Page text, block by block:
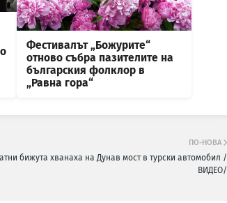
Фестивалът „Божурите“
отново събра пазителите на
българския фолклор в
„Равна гора“
ПО-НОВА
бижута хванаха на Дунав мост в турски автомобил /
ВИДЕО/